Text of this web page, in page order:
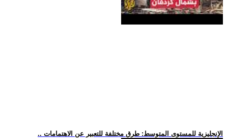
.. الإنجليزية للمستوى المتوسط: طرق مختلفة للتعبير عن الاهتمامات